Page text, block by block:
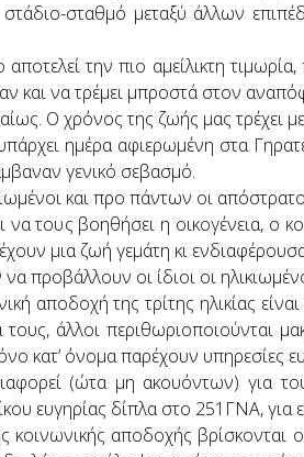
σταθμό μεταξύ άλλων
την πιο αμείλικτη
και να τρέμει μπροστά στον
Ο χρόνος της ζωής μας τρέχει
ημέρα αφιερωμένη στα
γενικό σεβασμό.
και προ πάντων οι
τους βοηθήσει η οικογένεια, ο
μια ζωή γεμάτη κι
προβάλλουν οι ίδιοι οι
αποδοχή της τρίτης ηλικίας
άλλοι περιθωριοποιούνται
κατ’ όνομα παρέχουν υπηρεσίες
(ώτα μη ακουόντων) για
ευγηρίας δίπλα στο 251ΓΝΑ, για
κοινωνικής αποδοχής